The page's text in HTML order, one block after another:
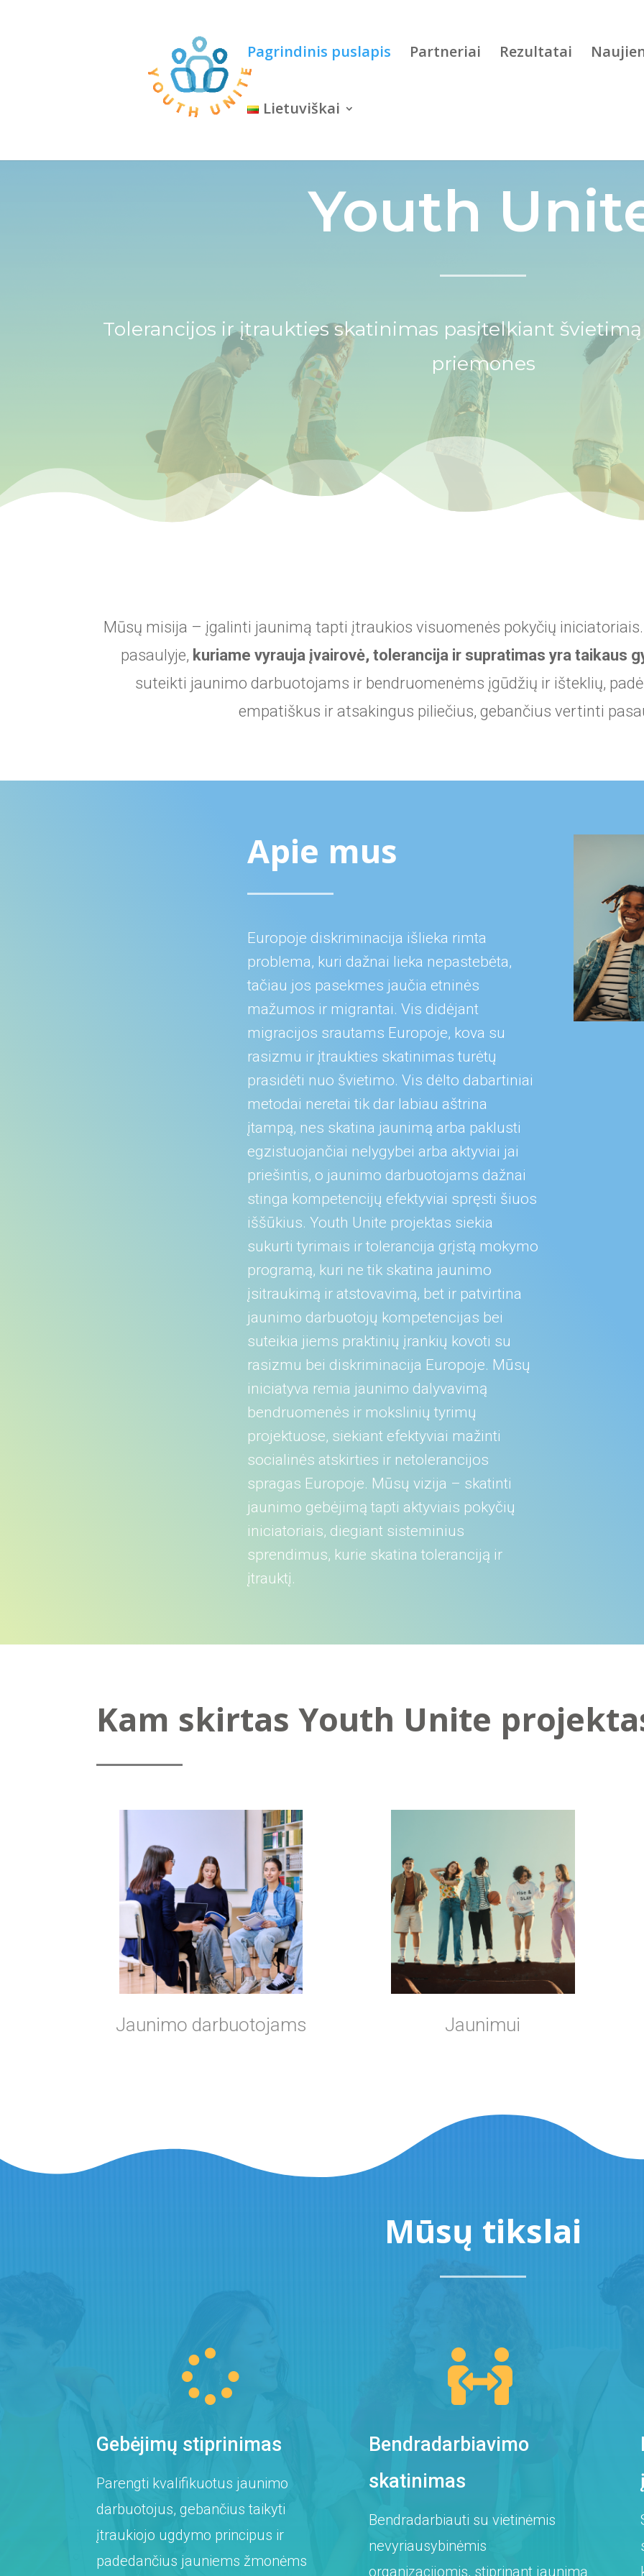
Pagrindinis puslapis Partneriai Rezultatai
Lietuviškai
Youth
Tolerancijos ir įtraukties skatinimas pasitelkiant
priemones
Mūsų misija – įgalinti jaunimą tapti įtraukios visuomenės pokyčių
pasaulyje, kuriame vyrauja įvairovė, tolerancija ir supratimas yra taikaus
suteikti jaunimo darbuotojams ir bendruomenėms įgūdžių ir išteklių,
empatiškus ir atsakingus piliečius, gebančius vertinti
Apie mus
Europoje diskriminacija išlieka rimta
problema, kuri dažnai lieka nepastebėta,
tačiau jos pasekmes jaučia etninės
mažumos ir migrantai. Vis didėjant
migracijos srautams Europoje, kova su
rasizmu ir įtraukties skatinimas turėtų
prasidėti nuo švietimo. Vis dėlto dabartiniai
metodai neretai tik dar labiau aštrina
įtampą, nes skatina jaunimą arba paklusti
egzistuojančiai nelygybei arba aktyviai jai
priešintis, o jaunimo darbuotojams dažnai
stinga kompetencijų efektyviai spręsti šiuos
iššūkius. Youth Unite projektas siekia
sukurti tyrimais ir tolerancija grįstą mokymo
programą, kuri ne tik skatina jaunimo
įsitraukimą ir atstovavimą, bet ir patvirtina
jaunimo darbuotojų kompetencijas bei
suteikia jiems praktinių įrankių kovoti su
rasizmu bei diskriminacija Europoje. Mūsų
iniciatyva remia jaunimo dalyvavimą
bendruomenės ir mokslinių tyrimų
projektuose, siekiant efektyviai mažinti
socialinės atskirties ir netolerancijos
spragas Europoje. Mūsų vizija – skatinti
jaunimo gebėjimą tapti aktyviais pokyčių
iniciatoriais, diegiant sisteminius
sprendimus, kurie skatina toleranciją ir
įtrauktį.
Kam skirtas Youth Unite
Jaunimo darbuotojams Jaunimui
Mūsų tikslai

Gebėjimų stiprinimas
Parengti kvalifikuotus jaunimo
darbuotojus, gebančius taikyti
įtraukiojo ugdymo principus ir
padedančius jauniems žmonėms

Bendradarbiavimo
skatinimas
Bendradarbiauti su vietinėmis
nevyriausybinėmis
organizacijomis, stiprinant jaunimą